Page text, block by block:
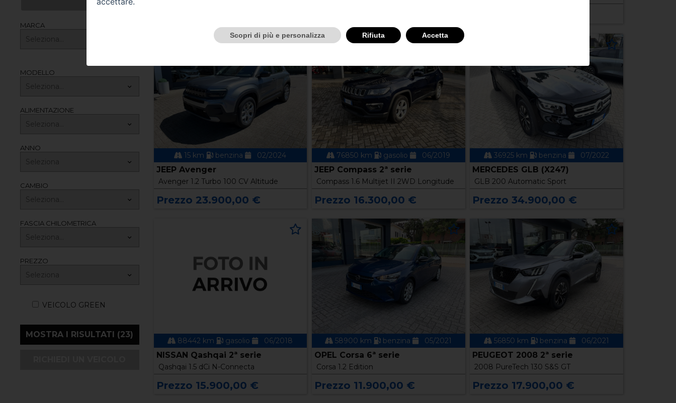
MARCA
MODELLO
ALIMENTAZIONE
ANNO
CAMBIO
FASCIA CHILOMETRICA
PREZZO
VEICOLO GREEN
15 km benzina 02/2024
JEEP Avenger
Avenger 1.2 Turbo 100 CV Altitude
Prezzo 23.900,00 €
76850 km gasolio 06/2019
JEEP Compass 2ª serie
Compass 1.6 Multijet II 2WD Longitude
Prezzo 16.300,00 €
36925 km benzina 07/2022
MERCEDES GLB (X247)
GLB 200 Automatic Sport
Prezzo 34.900,00 €
88442 km gasolio 06/2018
NISSAN Qashqai 2ª serie
Qashqai 1.5 dCi N-Connecta
Prezzo 15.900,00 €
58900 km benzina 05/2021
OPEL Corsa 6ª serie
Corsa 1.2 Edition
Prezzo 11.900,00 €
56850 km benzina 06/2021
PEUGEOT 2008 2ª serie
2008 PureTech 130 S&S GT
Prezzo 17.900,00 €
Scopri di più e personalizza Rifiuta Accetta